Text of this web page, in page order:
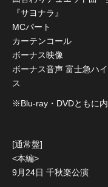
『サヨナラ』
MCパート
カーテンコール
ボーナス映像
ボーナス音声 富士急ハ
ス
※Blu-ray・DVDともに内
[通常盤]
<本編>
9月24日 千秋楽公演